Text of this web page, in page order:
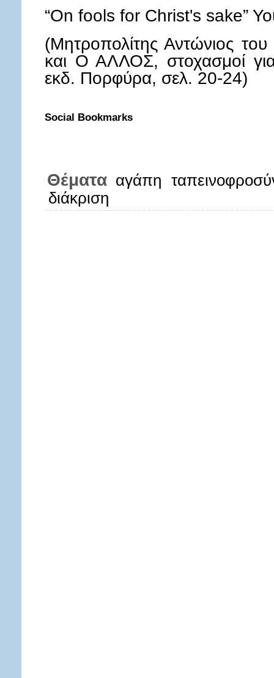
“On fools for Christ's sake”
(Μητροπολίτης Αντώνιος
και Ο ΑΛΛΟΣ, στοχασμοί
εκδ. Πορφύρα, σελ. 20-24)
Social Bookmarks
Θέματα αγάπη
διάκριση